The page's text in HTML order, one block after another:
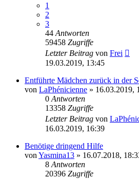
1
2
3
44 Antworten
59458 Zugriffe
Letzter Beitrag von Frei
19.03.2019, 13:45
Entführte Mädchen zurück in der
von LaPhénicienne » 16.03.2019,
0 Antworten
13358 Zugriffe
Letzter Beitrag von
16.03.2019, 16:39
Benötige dringend Hilfe
von Yasmina13 » 16.07.2018,
8 Antworten
20396 Zugriffe